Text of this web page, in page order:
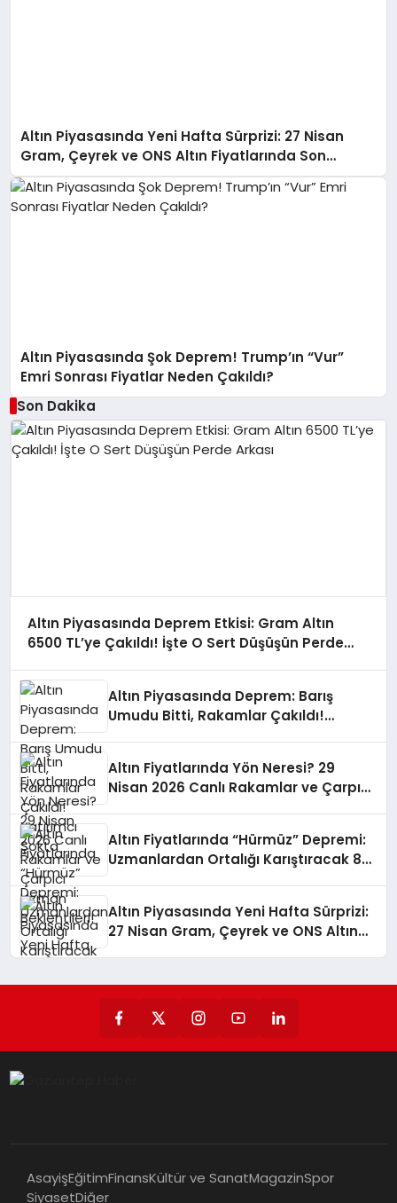
Altın Piyasasında Yeni Hafta Sürprizi: 27 Nisan
Gram, Çeyrek ve ONS Altın Fiyatlarında Son
Durum!
Altın Piyasasında Şok Deprem! Trump’ın “Vur”
Emri Sonrası Fiyatlar Neden Çakıldı?
Son Dakika
Altın Piyasasında Deprem Etkisi: Gram Altın
6500 TL’ye Çakıldı! İşte O Sert Düşüşün Perde
Altın Piyasasında Deprem: Barış
Umudu Bitti, Rakamlar Çakıldı!
Altın Fiyatlarında Yön Neresi? 29
Nisan 2026 Canlı Rakamlar ve Çarpıcı
Altın Fiyatlarında “Hürmüz” Depremi:
Uzmanlardan Ortalığı Karıştıracak 8
Altın Piyasasında Yeni Hafta Sürprizi:
27 Nisan Gram, Çeyrek ve ONS Altın
AsayişEğitimFinansKültür ve SanatMagazinSpor
SiyasetDiğer